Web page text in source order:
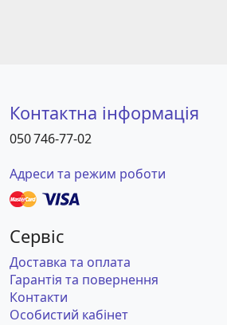
Контактна інформація
050 746-77-02
Адреси та режим роботи
Сервіс
Доставка та оплата
Гарантія та повернення
Контакти
Особистий кабінет